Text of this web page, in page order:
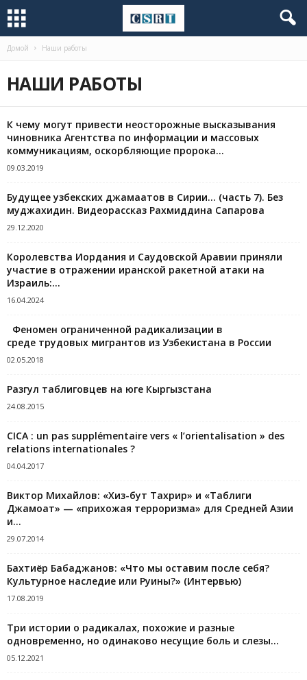
Домой Наши работы
НАШИ РАБОТЫ
К чему могут привести неосторожные высказывания
чиновника Агентства по информации и массовых
коммуникациям, оскорбляющие пророка...
09.03.2019
Будущее узбекских джамаатов в Сирии… (часть 7). Без
муджахидин. Видеорассказ Рахмиддина Сапарова
29.12.2020
Королевства Иордания и Саудовской Аравии приняли
участие в отражении иранской ракетной атаки на
Израиль:...
16.04.2024
Феномен ограниченной радикализации в
среде трудовых мигрантов из Узбекистана в России
02.05.2018
Разгул таблиговцев на юге Кыргызстана
24.08.2015
CICA : un pas supplémentaire vers « l’orientalisation » des
relations internationales ?
04.04.2017
Виктор Михайлов: «Хиз-бут Тахрир» и «Таблиги
Джамоат» — «прихожая терроризма» для Средней Азии
и...
29.07.2014
Бахтиёр Бабаджанов: «Что мы оставим после себя?
Культурное наследие или Руины?» (Интервью)
17.08.2019
Три истории о радикалах, похожие и разные
одновременно, но одинаково несущие боль и слезы...
05.12.2021